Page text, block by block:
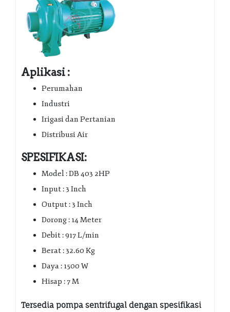
Aplikasi :
Perumahan
Industri
Irigasi dan Pertanian
Distribusi Air
SPESIFIKASI:
Model : DB 403 2HP
Input : 3 Inch
Output : 3 Inch
Dorong : 14 Meter
Debit : 917 L/min
Berat : 32.60 Kg
Daya : 1500 W
Hisap : 7 M
Tersedia pompa sentrifugal dengan spesifikasi